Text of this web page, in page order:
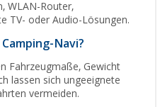
WLAN-Router,
TV- oder Audio-Lösungen.
Navi?
Fahrzeugmaße, Gewicht
lassen sich ungeeignete
vermeiden.